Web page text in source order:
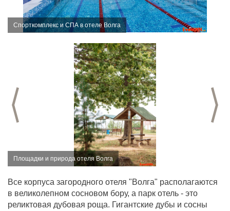
Спорткомплекс и СПА в отеле Волга
Предыдущий слайд
Площадки и природа отеля Волга
Все корпуса загородного отеля "Волга" располагаются
в великолепном сосновом бору, а парк отель - это
реликтовая дубовая роща. Гигантские дубы и сосны